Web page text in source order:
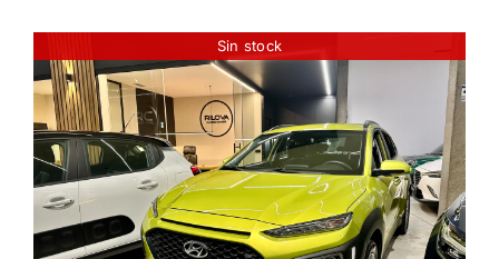
Sin stock
HYUNDAI KONA TGDI 1.0
120CV
13.500€